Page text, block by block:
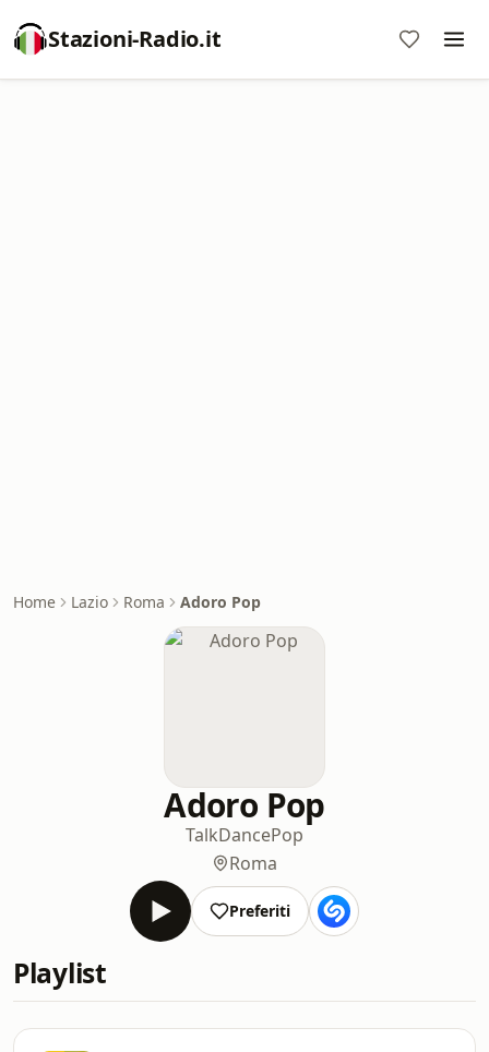
Stazioni-Radio.it
Home Lazio Roma Adoro Pop
Adoro Pop
TalkDancePop
Roma
Preferiti
Playlist